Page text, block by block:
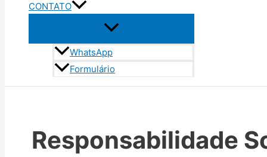
CONTATO
WhatsApp
Formulário
Responsabilidade